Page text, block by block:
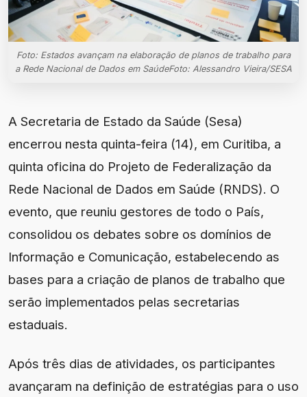
Foto: Estados avançam na elaboração de planos de trabalho para
a Rede Nacional de Dados em SaúdeFoto: Alessandro Vieira/SESA
A Secretaria de Estado da Saúde (Sesa)
encerrou nesta quinta-feira (14), em Curitiba, a
quinta oficina do Projeto de Federalização da
Rede Nacional de Dados em Saúde (RNDS). O
evento, que reuniu gestores de todo o País,
consolidou os debates sobre os domínios de
Informação e Comunicação, estabelecendo as
bases para a criação de planos de trabalho que
serão implementados pelas secretarias
estaduais.
Após três dias de atividades, os participantes
avançaram na definição de estratégias para o uso